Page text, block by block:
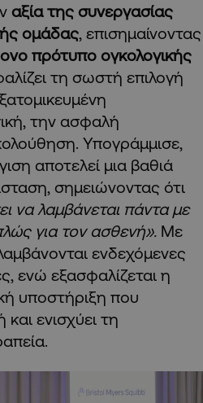
αξία της συνεργασίας
ομάδας , επισημαίνοντας
πρότυπο ογκολογικής
τη σωστή επιλογή
την ασφαλή
Υπογράμμισε,
αποτελεί μια βαθιά
σημειώνοντας ότι
να λαμβάνεται πάντα με
για τον ασθενή». Με
ενδεχόμενες
ενώ εξασφαλίζεται η
υποστήριξη που
ενισχύει τη